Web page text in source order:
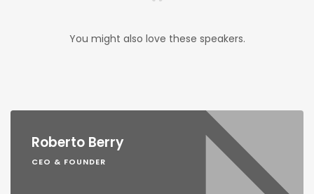
You might also love these speakers.
Roberto Berry
CEO & FOUNDER